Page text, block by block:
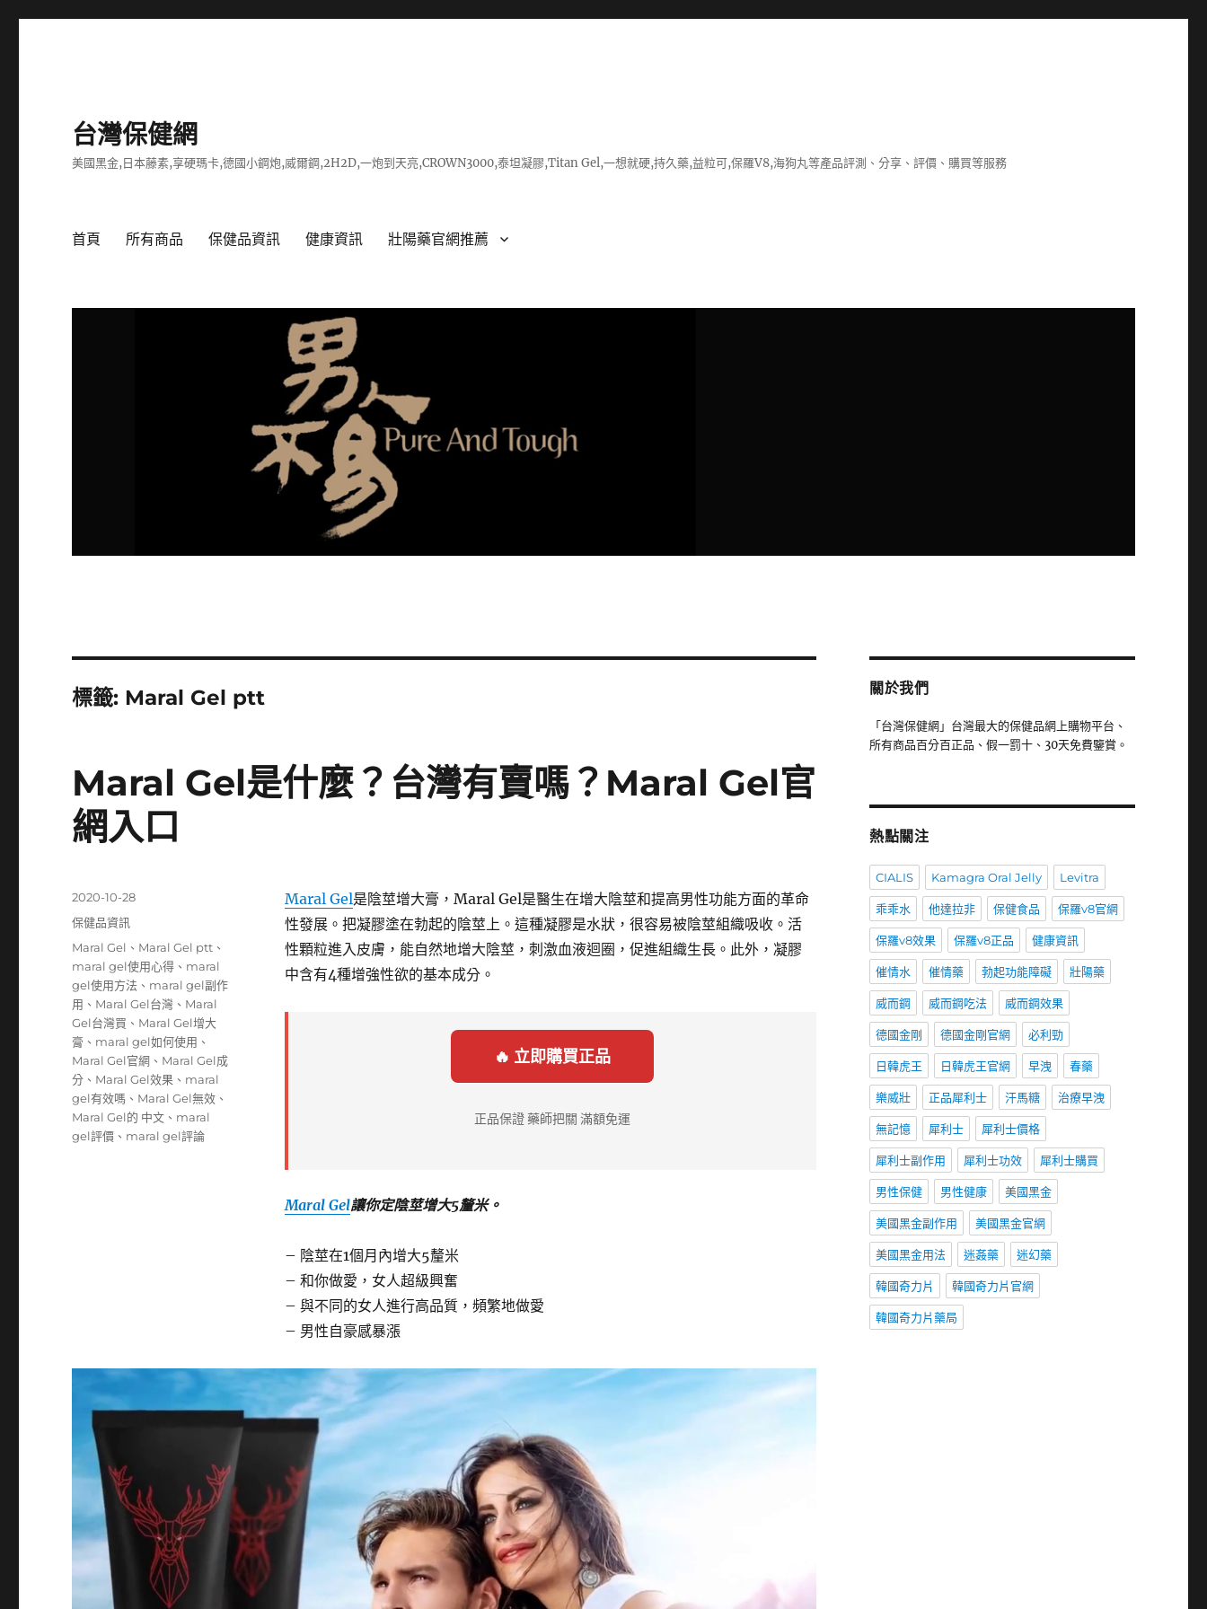
台灣保健網
美國黑金,日本藤素,享硬瑪卡,德國小鋼炮,威爾鋼,2H2D,一炮到天亮,CROWN3000,泰坦凝膠,Titan Gel,一想就硬,持久藥,益粒可,保羅V8,海狗丸等產品評測、分享、評價、購買等服務
首頁 所有商品 保健品資訊 健康資訊 壯陽藥官網推薦
標籤: Maral Gel ptt
Maral Gel是什麼？台灣有賣嗎？Maral Gel官
網入口
Maral Gel是陰莖增大膏，Maral Gel是醫生在增大陰莖和提高男性功能方面的革命
性發展。把凝膠塗在勃起的陰莖上。這種凝膠是水狀，很容易被陰莖組織吸收。活
性顆粒進入皮膚，能自然地增大陰莖，刺激血液迴圈，促進組織生長。此外，凝膠
中含有4種增強性欲的基本成分。
🔥 立即購買正品
正品保證 藥師把關 滿額免運
Maral Gel讓你定陰莖增大5釐米。
– 陰莖在1個月內增大5釐米
– 和你做愛，女人超級興奮
– 與不同的女人進行高品質，頻繁地做愛
– 男性自豪感暴漲
發
佈
期:
2020-10-28
分
保健品資訊
標
籤
Maral Gel 、 Maral Gel ptt 、
maral gel使用心得 、 maral
gel使用方法 、 maral gel副作
用 、 Maral Gel台灣 、 Maral
Gel台灣買 、 Maral Gel增大
膏 、 maral gel如何使用 、
Maral Gel官網 、 Maral Gel成
分 、 Maral Gel效果 、 maral
gel有效嗎 、 Maral Gel無效 、
Maral Gel的 中文 、 maral
gel評價 、 maral gel評論
關於我們
「台灣保健網」台灣最大的保健品網上購物平台、
所有商品百分百正品、假一罰十、30天免費鑒賞。
熱點關注
CIALIS Kamagra Oral Jelly Levitra
乖乖水 他達拉非 保健食品 保羅v8官網
保羅v8效果 保羅v8正品 健康資訊
催情水 催情藥 勃起功能障礙 壯陽藥
威而鋼 威而鋼吃法 威而鋼效果
德國金剛 德國金剛官網 必利勁
日韓虎王 日韓虎王官網 早洩 春藥
樂威壯 正品犀利士 汗馬糖 治療早洩
無記憶 犀利士 犀利士價格
犀利士副作用 犀利士功效 犀利士購買
男性保健 男性健康 美國黑金
美國黑金副作用 美國黑金官網
美國黑金用法 迷姦藥 迷幻藥
韓國奇力片 韓國奇力片官網
韓國奇力片藥局